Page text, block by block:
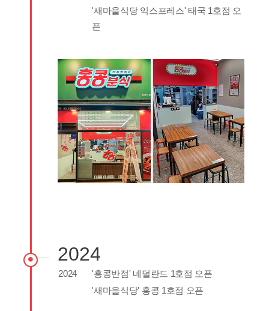
'새마을식당 익스프레스' 태국 1호점 오
픈
2024
2024
'홍콩반점' 네덜란드 1호점 오픈
'새마을식당' 홍콩 1호점 오픈